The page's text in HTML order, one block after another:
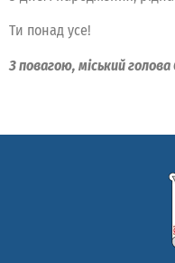
Ти понад усе!
З повагою, міський